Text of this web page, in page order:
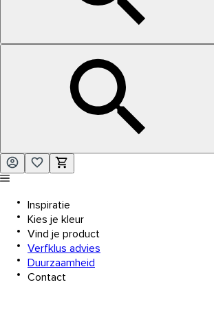
Inspiratie
Kies je kleur
Vind je product
Verfklus advies
Duurzaamheid
Contact